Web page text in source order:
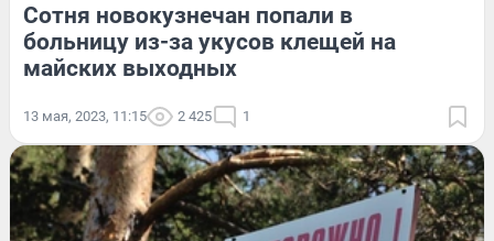
Сотня новокузнечан попали в
больницу из-за укусов клещей на
майских выходных
13 мая, 2023, 11:15 2 425 1